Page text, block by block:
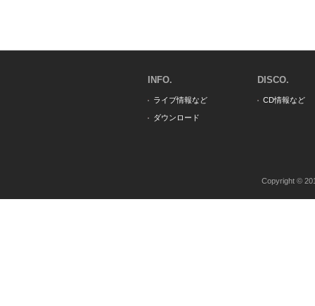
INFO.
ライブ情報など
ダウンロード
DISCO.
CD情報など
Copyright ©